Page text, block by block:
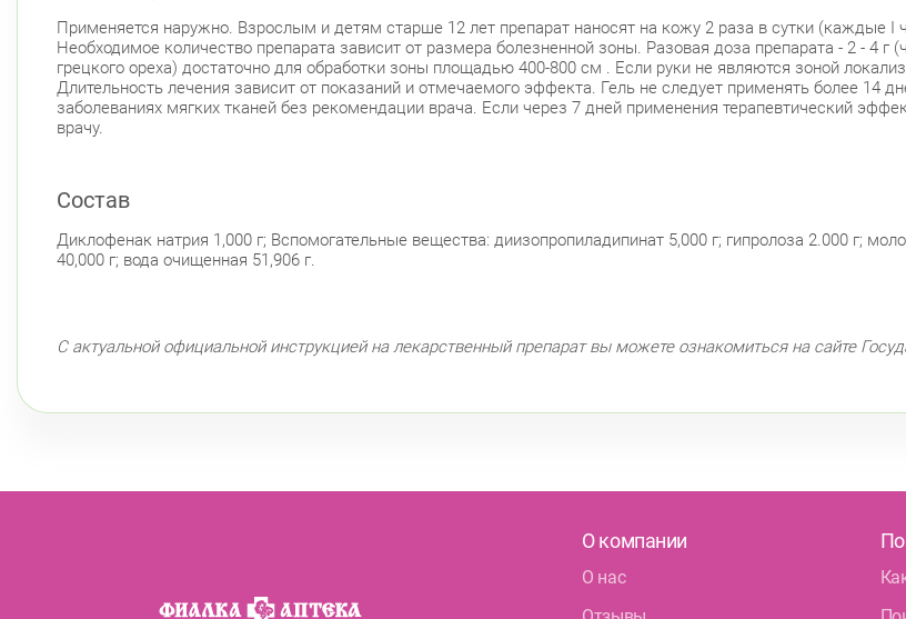
Применяется наружно. Взрослым и детям старше 12 лет препарат наносят на кожу 2 раза в сутки (каждые I
Необходимое количество препарата зависит от размера болезненной зоны. Разовая доза препарата - 2 - 4
грецкого ореха) достаточно для обработки зоны площадью 400-800 см . Если руки не являются зоной
Длительность лечения зависит от показаний и отмечаемого эффекта. Гель не следует применять более 14
заболеваниях мягких тканей без рекомендации врача. Если через 7 дней применения терапевтический
врачу.
Состав
Диклофенак натрия 1,000 г; Вспомогательные вещества: диизопропиладипинат 5,000 г; гипролоза 2.000 г;
40,000 г; вода очищенная 51,906 г.
С актуальной официальной инструкцией на лекарственный препарат вы можете ознакомиться на сайте
О компании
О нас